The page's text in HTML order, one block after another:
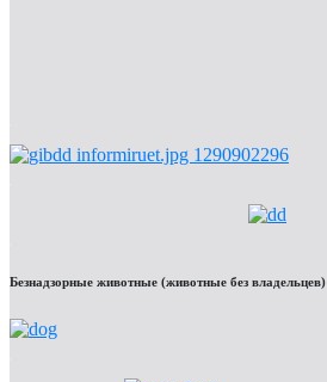
Безнадзорные животные (животные без владельцев)